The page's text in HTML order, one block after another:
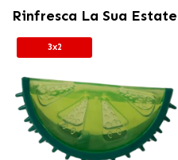
Rinfresca La Sua
3x2